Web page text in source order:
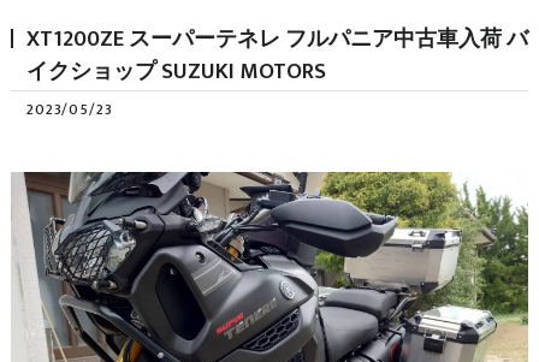
XT1200ZE スーパーテネレ フルパニア中古車入荷 バ
イクショップ SUZUKI MOTORS
2023/05/23